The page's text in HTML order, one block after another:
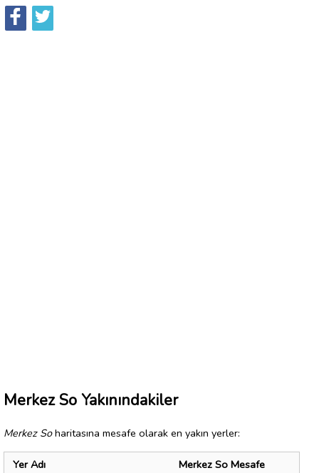
Merkez So Yakınındakiler
Merkez Soharitasına mesafe olarak en yakın yerler:
Yer Adı
Merkez So Mesafe